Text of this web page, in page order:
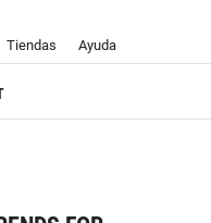
Tiendas Ayuda